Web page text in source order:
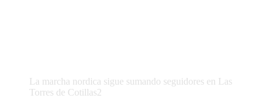
La marcha nordica sigue sumando seguidores en Las
Torres de Cotillas2